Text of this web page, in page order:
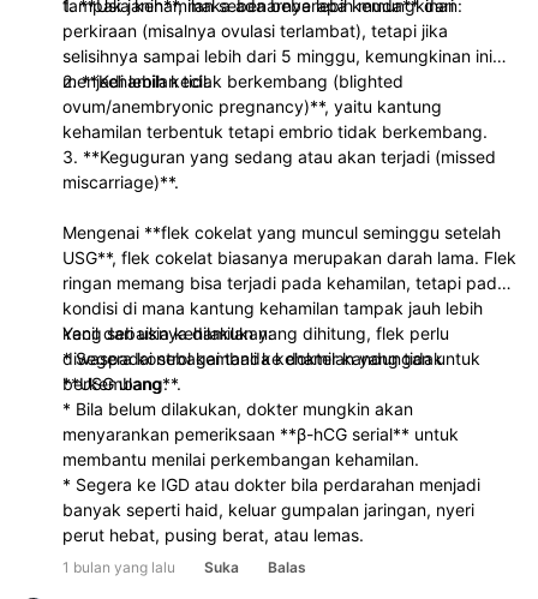
tampak janin**, maka ada beberapa kemungkinan:
1. **Usia kehamilan sebenarnya lebih muda** dari
perkiraan (misalnya ovulasi terlambat), tetapi jika
selisihnya sampai lebih dari 5 minggu, kemungkinan ini
menjadi lebih kecil.
2. **Kehamilan tidak berkembang (blighted
ovum/anembryonic pregnancy)**, yaitu kantung
kehamilan terbentuk tetapi embrio tidak berkembang.
3. **Keguguran yang sedang atau akan terjadi (missed
miscarriage)**.
Mengenai **flek cokelat yang muncul seminggu setelah
USG**, flek cokelat biasanya merupakan darah lama. Flek
ringan memang bisa terjadi pada kehamilan, tetapi pada
kondisi di mana kantung kehamilan tampak jauh lebih
kecil dari usia kehamilan yang dihitung, flek perlu
diwaspadai sebagai tanda kehamilan yang tidak
berkembang.
Yang sebaiknya dilakukan:
* Segera kontrol kembali ke dokter kandungan untuk
**USG ulang**.
* Bila belum dilakukan, dokter mungkin akan
menyarankan pemeriksaan **β-hCG serial** untuk
membantu menilai perkembangan kehamilan.
* Segera ke IGD atau dokter bila perdarahan menjadi
banyak seperti haid, keluar gumpalan jaringan, nyeri
perut hebat, pusing berat, atau lemas.
1 bulan yang lalu Suka Balas